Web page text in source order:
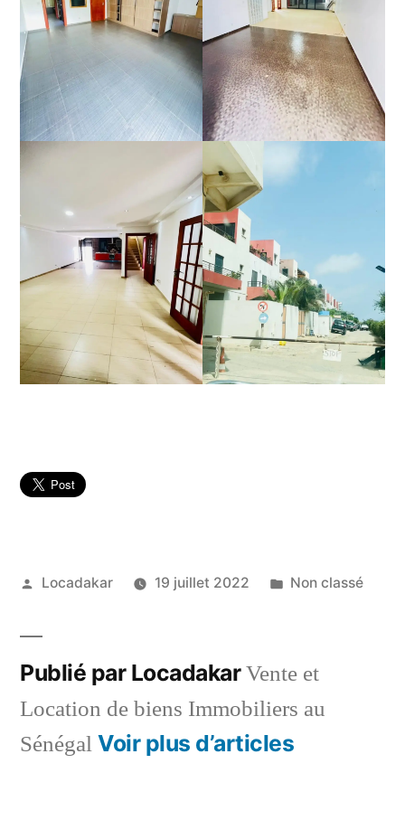
Publié
Locadakar 19 juillet 2022
Publié
Non classé
Publié par LocadakarVente et
Location de biens Immobiliers au
Sénégal Voir plus d’articles